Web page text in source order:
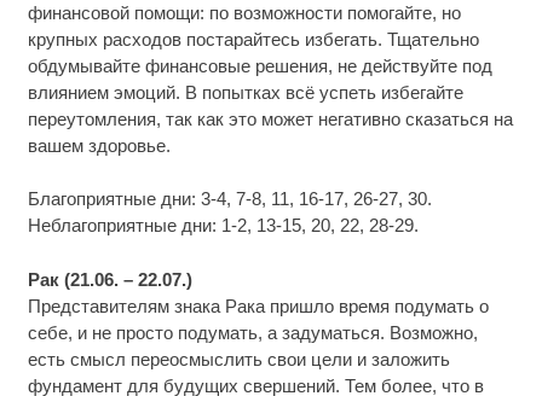
финансовой помощи: по возможности помогайте, но
крупных расходов постарайтесь избегать. Тщательно
обдумывайте финансовые решения, не действуйте под
влиянием эмоций. В попытках всё успеть избегайте
переутомления, так как это может негативно сказаться на
вашем здоровье.
Благоприятные дни: 3-4, 7-8, 11, 16-17, 26-27, 30.
Неблагоприятные дни: 1-2, 13-15, 20, 22, 28-29.
Рак (21.06. – 22.07.)
Представителям знака Рака пришло время подумать о
себе, и не просто подумать, а задуматься. Возможно,
есть смысл переосмыслить свои цели и заложить
фундамент для будущих свершений. Тем более, что в